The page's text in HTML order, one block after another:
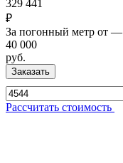
329 441
₽
За погонный метр от —
40 000
руб.
Заказать
Рассчитать стоимость